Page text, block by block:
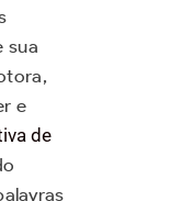
sua
e
de